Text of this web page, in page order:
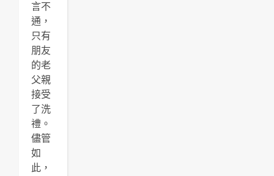
言不
通，
只有
朋友
的老
父親
接受
了洗
禮。
儘管
如
此，